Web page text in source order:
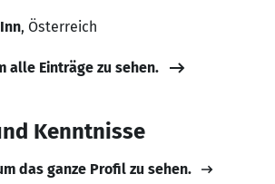
, Österreich
alle Einträge zu sehen.
Kenntnisse
das ganze Profil zu sehen.